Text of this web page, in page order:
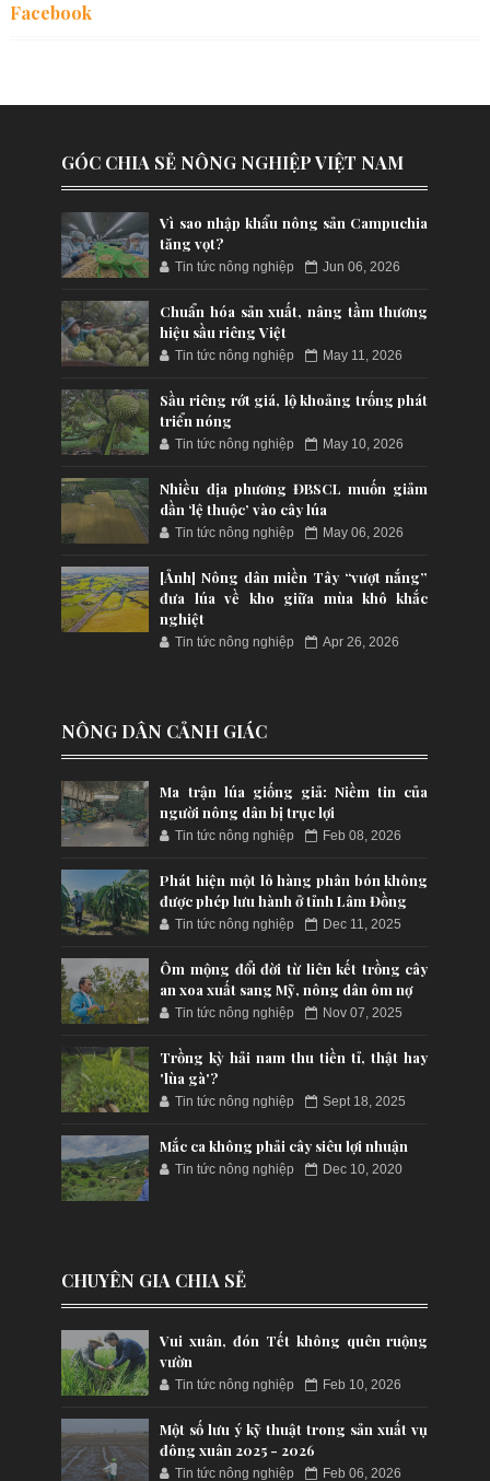
Facebook
GÓC CHIA SẺ NÔNG NGHIỆP VIỆT NAM
Vì sao nhập khẩu nông sản Campuchia
tăng vọt?
Tin tức nông nghiệp Jun 06, 2026
Chuẩn hóa sản xuất, nâng tầm thương
hiệu sầu riêng Việt
Tin tức nông nghiệp May 11, 2026
Sầu riêng rớt giá, lộ khoảng trống phát
triển nóng
Tin tức nông nghiệp May 10, 2026
Nhiều địa phương ĐBSCL muốn giảm
dần ‘lệ thuộc’ vào cây lúa
Tin tức nông nghiệp May 06, 2026
[Ảnh] Nông dân miền Tây “vượt nắng”
đưa lúa về kho giữa mùa khô khắc
nghiệt
Tin tức nông nghiệp Apr 26, 2026
NÔNG DÂN CẢNH GIÁC
Ma trận lúa giống giả: Niềm tin của
người nông dân bị trục lợi
Tin tức nông nghiệp Feb 08, 2026
Phát hiện một lô hàng phân bón không
được phép lưu hành ở tỉnh Lâm Đồng
Tin tức nông nghiệp Dec 11, 2025
Ôm mộng đổi đời từ liên kết trồng cây
an xoa xuất sang Mỹ, nông dân ôm nợ
Tin tức nông nghiệp Nov 07, 2025
Trồng kỳ hải nam thu tiền tỉ, thật hay
'lùa gà'?
Tin tức nông nghiệp Sept 18, 2025
Mắc ca không phải cây siêu lợi nhuận
Tin tức nông nghiệp Dec 10, 2020
CHUYÊN GIA CHIA SẺ
Vui xuân, đón Tết không quên ruộng
vườn
Tin tức nông nghiệp Feb 10, 2026
Một số lưu ý kỹ thuật trong sản xuất vụ
đông xuân 2025 - 2026
Tin tức nông nghiệp Feb 06, 2026